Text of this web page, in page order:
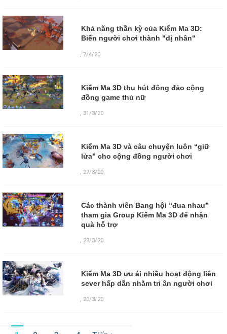
Khả năng thần kỳ của Kiếm Ma 3D:
Biến người chơi thành "dị nhân"
,7/4/20
Kiếm Ma 3D thu hút đông đảo cộng
đồng game thủ nữ
, 31/3/20
Kiếm Ma 3D và câu chuyện luôn “giữ
lửa” cho cộng đồng người chơi
, 27/3/20
Các thành viên Bang hội “đua nhau”
tham gia Group Kiếm Ma 3D để nhận
quà hỗ trợ
, 23/3/20
Kiếm Ma 3D ưu ái nhiều hoạt động liên
sever hấp dẫn nhằm tri ân người chơi
, 20/3/20